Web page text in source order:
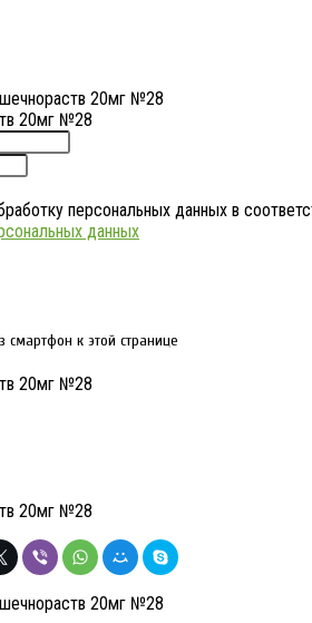
20мг №28
персональных данных в
данных
смартфон к этой странице
20мг №28
20мг №28